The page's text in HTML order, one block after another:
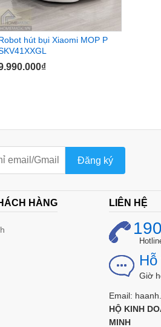
hút bụi Xiaomi MOP P
₫
Đăng ký
HÀNG LIÊN HỆ
Giờ
Email:
HỘ KINH
MINH